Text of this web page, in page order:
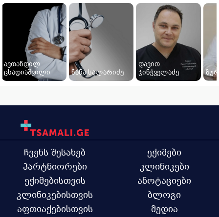
ავთანდილ
ცხადიაშვილი
ნანა სალარიძე
დავით
ჯინჭველაძე
ჩვენს შესახებ
პარტნიორები
ექიმებისთვის
კლინიკებისთვის
აფთიაქებისთვის
ექიმები
კლინიკები
ანოტაციები
ბლოგი
მედია